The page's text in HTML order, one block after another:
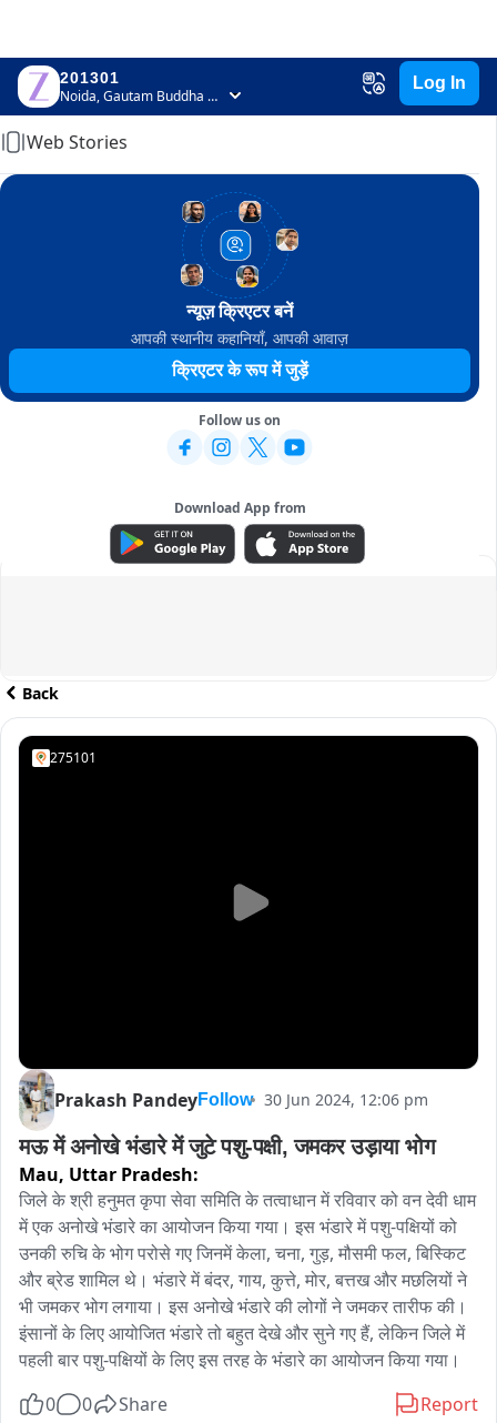
201301
Noida, Gautam Buddha Nagar, Uttar Pradesh
Log In
Home
Web Stories
न्यूज़ क्रिएटर बनें
आपकी स्थानीय कहानियाँ, आपकी आवाज़
क्रिएटर के रूप में जुड़ें
Follow us on
Download App from
ADVERTISEMENT
Back
275101
Prakash PandeyFollow 30 Jun 2024, 12:06 pm
मऊ में अनोखे भंडारे में जुटे पशु-पक्षी, जमकर उड़ाया भोग
Mau, Uttar Pradesh:
जिले के श्री हनुमत कृपा सेवा समिति के तत्वाधान में रविवार को वन देवी धाम
में एक अनोखे भंडारे का आयोजन किया गया। इस भंडारे में पशु-पक्षियों को
उनकी रुचि के भोग परोसे गए जिनमें केला, चना, गुड़, मौसमी फल, बिस्किट
और ब्रेड शामिल थे। भंडारे में बंदर, गाय, कुत्ते, मोर, बत्तख और मछलियों ने
भी जमकर भोग लगाया। इस अनोखे भंडारे की लोगों ने जमकर तारीफ की।
इंसानों के लिए आयोजित भंडारे तो बहुत देखे और सुने गए हैं, लेकिन जिले में
पहली बार पशु-पक्षियों के लिए इस तरह के भंडारे का आयोजन किया गया।
0
0 Share Report